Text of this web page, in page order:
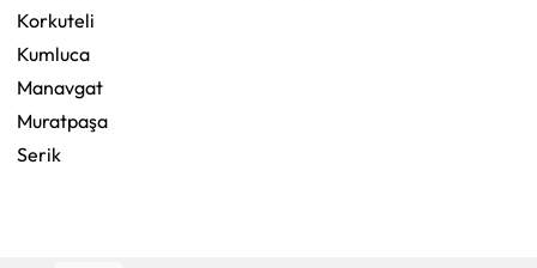
Korkuteli
Kumluca
Manavgat
Muratpaşa
Serik